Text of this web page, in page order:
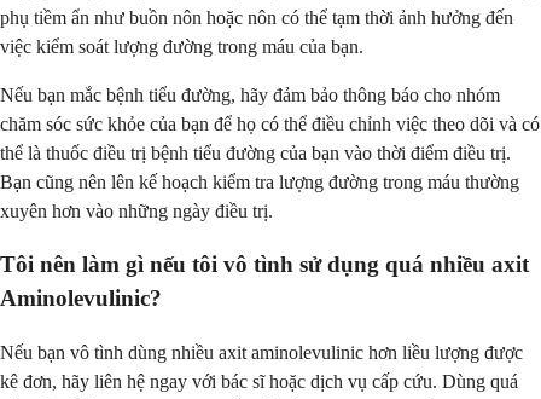
phụ tiềm ẩn như buồn nôn hoặc nôn có thể tạm thời ảnh hưởng đến
việc kiểm soát lượng đường trong máu của bạn.
Nếu bạn mắc bệnh tiểu đường, hãy đảm bảo thông báo cho nhóm
chăm sóc sức khỏe của bạn để họ có thể điều chỉnh việc theo dõi và có
thể là thuốc điều trị bệnh tiểu đường của bạn vào thời điểm điều trị.
Bạn cũng nên lên kế hoạch kiểm tra lượng đường trong máu thường
xuyên hơn vào những ngày điều trị.
Tôi nên làm gì nếu tôi vô tình sử dụng quá nhiều axit
Aminolevulinic?
Nếu bạn vô tình dùng nhiều axit aminolevulinic hơn liều lượng được
kê đơn, hãy liên hệ ngay với bác sĩ hoặc dịch vụ cấp cứu. Dùng quá